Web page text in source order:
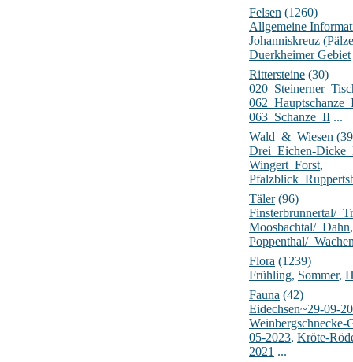
Felsen (1260)
Allgemeine
Johanniskreuz
Duerkheimer Gebiet
Rittersteine (30)
063_Schanze_II ...
Wald_&_Wiesen
Drei_Eichen-
Wingert_Forst,
Täler(96)
Finsterbrunnertal/
Moosbachtal/_Dahn,
Poppenthal/
Flora (1239)
Frühling, Sommer,
Fauna (42)
Eidechsen~29-09-
Weinbergschnecke-
05-2023, Kröte-
2021 ...